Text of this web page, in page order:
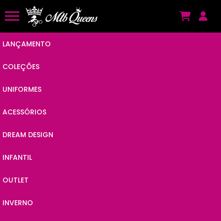
LANÇAMENTO
COLEÇÕES
ANIMAL POP
BY JC
POWER
LINES
VIBES
CHAIN
UNIFORMES
CAMISAS
MACAQUINHOS
MEIÕES
MEIAS
MANGUITOS
ACESSÓRIOS
VISEIRAS
KITS
ÓCULOS
BANDANAS
DREAM DESIGN
INFANTIL
OUTLET
INVERNO